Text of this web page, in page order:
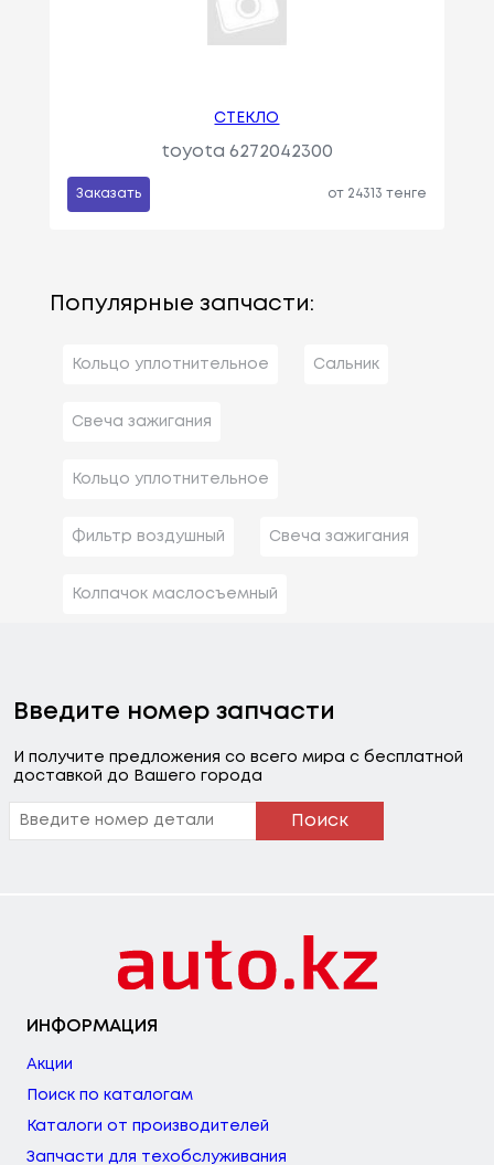
СТЕКЛО
toyota 6272042300
Заказать от 24313 тенге
Популярные запчасти:
Кольцо уплотнительное Сальник
Свеча зажигания
Кольцо уплотнительное
Фильтр воздушный Свеча зажигания
Колпачок маслосъемный
Введите номер запчасти
И получите предложения со всего мира с бесплатной
доставкой до Вашего города
Поиск
ИНФОРМАЦИЯ
Акции
Поиск по каталогам
Каталоги от производителей
Запчасти для техобслуживания